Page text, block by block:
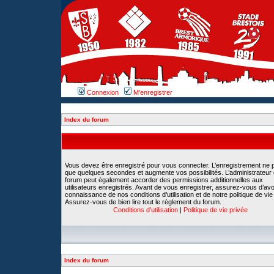
Connexion M’enregistrer
Index du forum
Vous devez être enregistré pour vous connecter. L’enregistrement ne
que quelques secondes et augmente vos possibilités. L’administrateur
forum peut également accorder des permissions additionnelles aux
utilisateurs enregistrés. Avant de vous enregistrer, assurez-vous
connaissance de nos conditions d’utilisation et de notre politique de
Assurez-vous de bien lire tout le règlement du forum.
Conditions d’utilisation | Politique de vie privée
Index du forum